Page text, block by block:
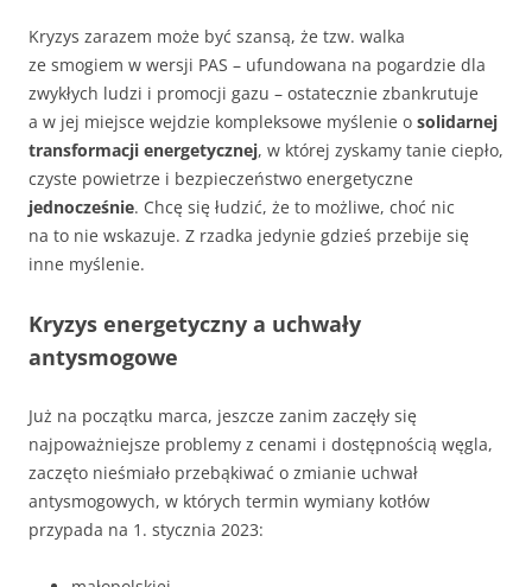
Kryzys zarazem może być szansą, że tzw. walka
ze smogiem w wersji PAS – ufundowana na pogardzie dla
zwykłych ludzi i promocji gazu – ostatecznie zbankrutuje
a w jej miejsce wejdzie kompleksowe myślenie o solidarnej
transformacji energetycznej, w której zyskamy tanie ciepło,
czyste powietrze i bezpieczeństwo energetyczne
jednocześnie. Chcę się łudzić, że to możliwe, choć nic
na to nie wskazuje. Z rzadka jedynie gdzieś przebije się
inne myślenie.
Kryzys energetyczny a uchwały
antysmogowe
Już na początku marca, jeszcze zanim zaczęły się
najpoważniejsze problemy z cenami i dostępnością węgla,
zaczęto nieśmiało przebąkiwać o zmianie uchwał
antysmogowych, w których termin wymiany kotłów
przypada na 1. stycznia 2023: